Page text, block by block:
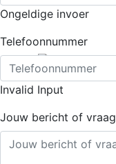
Ongeldige invoer
Telefoonnummer
Invalid Input
Jouw bericht of vraag